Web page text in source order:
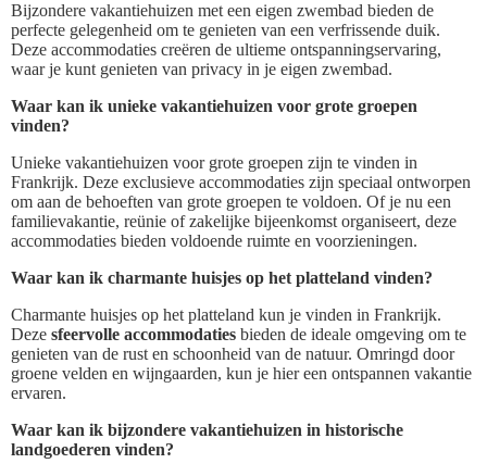
Bijzondere vakantiehuizen met een eigen zwembad bieden de
perfecte gelegenheid om te genieten van een verfrissende duik.
Deze accommodaties creëren de ultieme ontspanningservaring,
waar je kunt genieten van privacy in je eigen zwembad.
Waar kan ik unieke vakantiehuizen voor grote groepen
vinden?
Unieke vakantiehuizen voor grote groepen zijn te vinden in
Frankrijk. Deze exclusieve accommodaties zijn speciaal ontworpen
om aan de behoeften van grote groepen te voldoen. Of je nu een
familievakantie, reünie of zakelijke bijeenkomst organiseert, deze
accommodaties bieden voldoende ruimte en voorzieningen.
Waar kan ik charmante huisjes op het platteland vinden?
Charmante huisjes op het platteland kun je vinden in Frankrijk.
Deze sfeervolle accommodaties bieden de ideale omgeving om te
genieten van de rust en schoonheid van de natuur. Omringd door
groene velden en wijngaarden, kun je hier een ontspannen vakantie
ervaren.
Waar kan ik bijzondere vakantiehuizen in historische
landgoederen vinden?